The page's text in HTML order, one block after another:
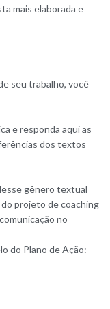
mais elaborada e
seu trabalho, você
e responda aqui as
dos textos
gênero textual
projeto de coaching
no
do Plano de Ação: